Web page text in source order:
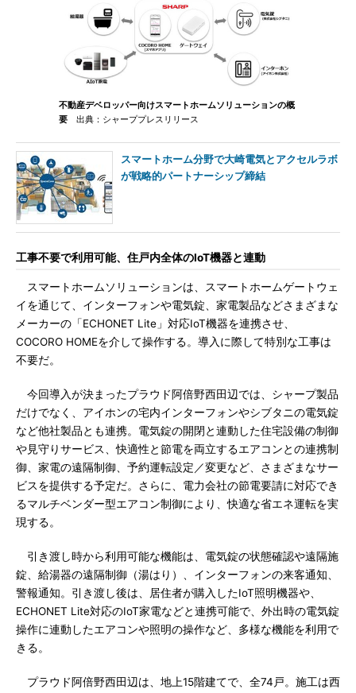
不動産デベロッパー向けスマートホームソリューションの概
要 出典：シャーププレスリリース
スマートホーム分野で大崎電気とアクセルラボ
が戦略的パートナーシップ締結
工事不要で利用可能、住戸内全体のIoT機器と連動
スマートホームソリューションは、スマートホームゲートウェ
イを通じて、インターフォンや電気錠、家電製品などさまざまな
メーカーの「ECHONET Lite」対応IoT機器を連携させ、
COCORO HOMEを介して操作する。導入に際して特別な工事は
不要だ。
今回導入が決まったプラウド阿倍野西田辺では、シャープ製品
だけでなく、アイホンの宅内インターフォンやシブタニの電気錠
など他社製品とも連携。電気錠の開閉と連動した住宅設備の制御
や見守りサービス、快適性と節電を両立するエアコンとの連携制
御、家電の遠隔制御、予約運転設定／変更など、さまざまなサー
ビスを提供する予定だ。さらに、電力会社の節電要請に対応でき
るマルチベンダー型エアコン制御により、快適な省エネ運転を実
現する。
引き渡し時から利用可能な機能は、電気錠の状態確認や遠隔施
錠、給湯器の遠隔制御（湯はり）、インターフォンの来客通知、
警報通知。引き渡し後は、居住者が購入したIoT照明機器や、
ECHONET Lite対応のIoT家電などと連携可能で、外出時の電気錠
操作に連動したエアコンや照明の操作など、多様な機能を利用で
きる。
プラウド阿倍野西田辺は、地上15階建てで、全74戸。施工は西